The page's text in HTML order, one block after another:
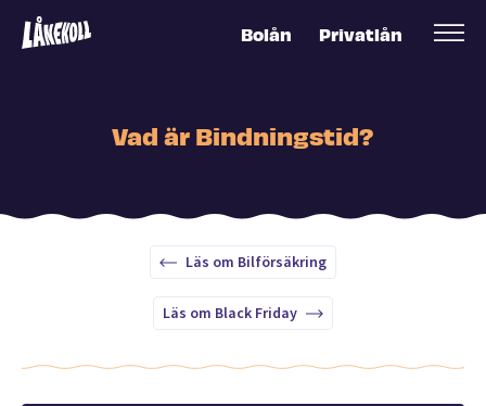
Bolån Privatlån
Vad är Bindningstid?
Läs om Bilförsäkring
Läs om Black Friday